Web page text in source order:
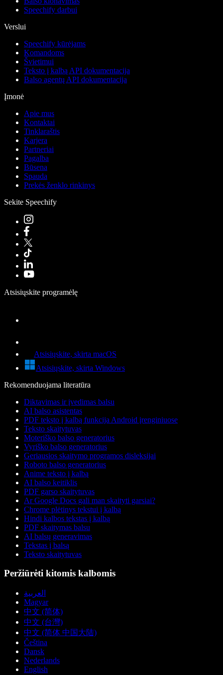
Speechify darbui
Verslui
Speechify kūrėjams
Komandoms
Švietimui
Teksto į kalbą API dokumentacija
Balso agentų API dokumentacija
Įmonė
Apie mus
Kontaktai
Tinklaraštis
Karjera
Partneriai
Pagalba
Būsena
Spauda
Prekės ženklo rinkinys
Sekite Speechify
Atsisiųskite programėlę
Atsisiųskite, skirta macOS
Atsisiųskite, skirta Windows
Rekomenduojama literatūra
Diktavimas ir įvedimas balsu
AI balso asistentas
PDF teksto į kalbą funkcija Android įrenginiuose
Teksto skaitytuvas
Moteriško balso generatorius
Vyriško balso generatorius
Geriausios skaitymo programos disleksijai
Roboto balso generatorius
Anime teksto į kalbą
AI balso keitiklis
PDF garso skaitytuvas
Ar Google Docs gali man skaityti garsiai?
Chrome plėtinys tekstui į kalbą
Hindi kalbos tekstas į kalbą
PDF skaitymas balsu
AI balsų generavimas
Tekstas į balsą
Teksto skaitytuvas
Peržiūrėti kitomis kalbomis
العربية
Magyar
中文 (简体)
中文 (台灣)
中文 (简体 中国大陆)
Čeština
Dansk
Nederlands
English